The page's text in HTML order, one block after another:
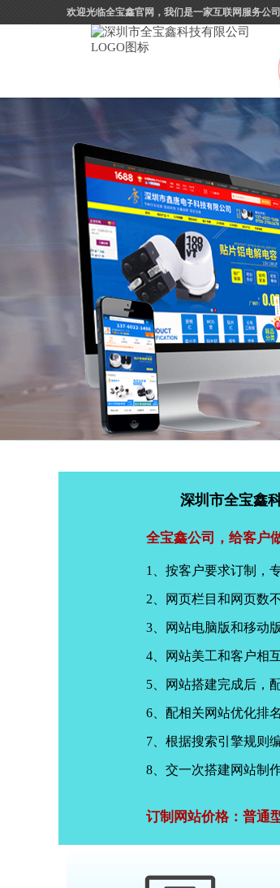
欢迎光临全宝鑫官网，我们是一家互联网服务公
深圳市全宝鑫
全宝鑫公司，给客户
1、按客户要求订制，
2、网页栏目和网页数
3、网站电脑版和移动
4、网站美工和客户相
5、网站搭建完成后，
6、配相关网站优化排
7、根据搜索引擎规则
8、交一次搭建网站制
订制网站价格：普通